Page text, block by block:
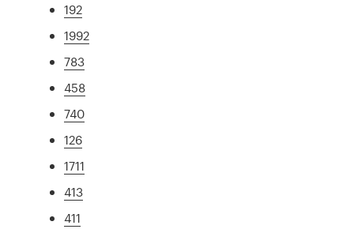
192
1992
783
458
740
126
1711
413
411